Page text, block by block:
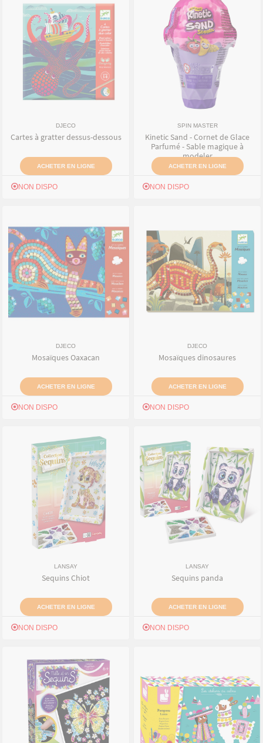
DJECO
Cartes à gratter dessus-dessous
ACHETER EN LIGNE
NON DISPO
SPIN MASTER
Kinetic Sand - Cornet de Glace
Parfumé - Sable magique à
modeler
ACHETER EN LIGNE
NON DISPO
DJECO
Mosaïques Oaxacan
ACHETER EN LIGNE
NON DISPO
DJECO
Mosaïques dinosaures
ACHETER EN LIGNE
NON DISPO
LANSAY
Sequins Chiot
ACHETER EN LIGNE
NON DISPO
LANSAY
Sequins panda
ACHETER EN LIGNE
NON DISPO